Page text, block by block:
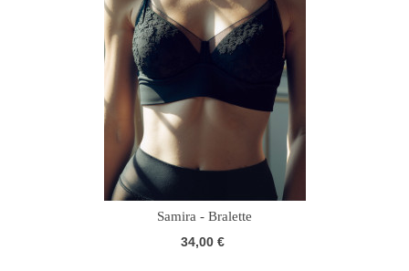
Samira - Bralette
34,00 €